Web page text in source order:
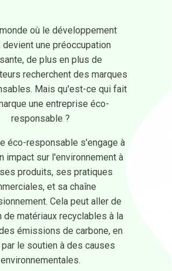
où le développement
devient une préoccupation
de plus en plus de
recherchent des marques
Mais qu'est-ce qui fait
une entreprise éco-
responsable ?
éco-responsable s'engage à
impact sur l'environnement à
produits, ses pratiques
et sa chaîne
Cela peut aller de
de matériaux recyclables à la
émissions de carbone, en
le soutien à des causes
environnementales.